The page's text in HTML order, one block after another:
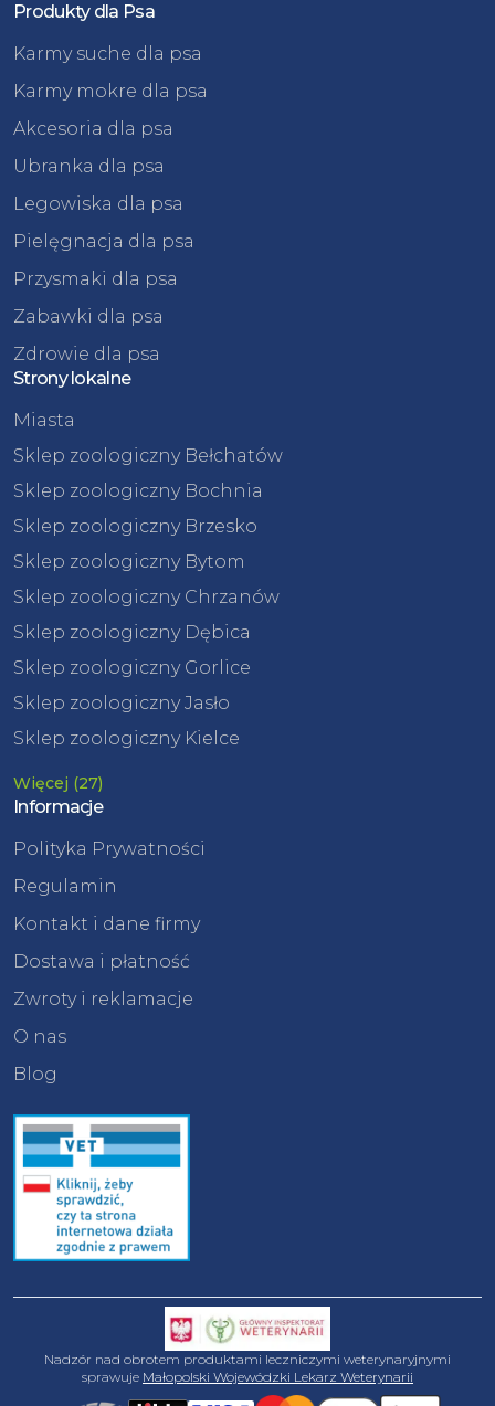
Produkty dla Psa
Karmy suche dla psa
Karmy mokre dla psa
Akcesoria dla psa
Ubranka dla psa
Legowiska dla psa
Pielęgnacja dla psa
Przysmaki dla psa
Zabawki dla psa
Zdrowie dla psa
Strony lokalne
Miasta
Sklep zoologiczny Bełchatów
Sklep zoologiczny Bochnia
Sklep zoologiczny Brzesko
Sklep zoologiczny Bytom
Sklep zoologiczny Chrzanów
Sklep zoologiczny Dębica
Sklep zoologiczny Gorlice
Sklep zoologiczny Jasło
Sklep zoologiczny Kielce
Więcej (27)
Informacje
Polityka Prywatności
Regulamin
Kontakt i dane firmy
Dostawa i płatność
Zwroty i reklamacje
O nas
Blog
Nadzór nad obrotem produktami leczniczymi weterynaryjnymi
sprawuje Małopolski Wojewódzki Lekarz Weterynarii